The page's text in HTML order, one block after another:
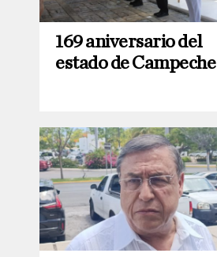
169 aniversario del
estado de Campeche